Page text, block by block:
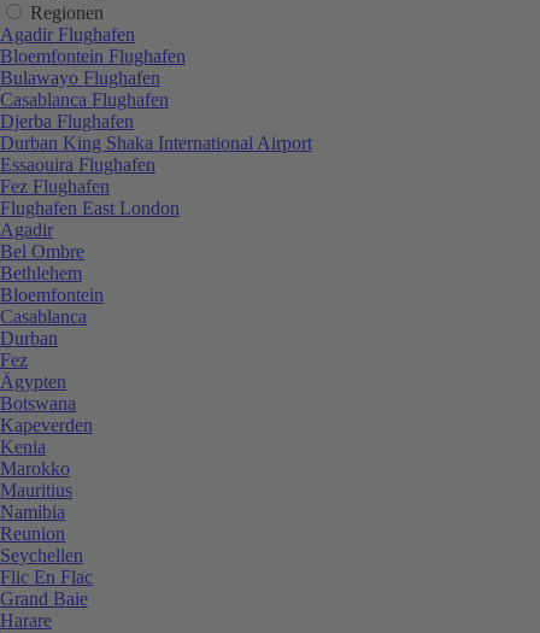
Regionen
Agadir Flughafen
Bloemfontein Flughafen
Bulawayo Flughafen
Casablanca Flughafen
Djerba Flughafen
Durban King Shaka International Airport
Essaouira Flughafen
Fez Flughafen
Flughafen East London
Agadir
Bel Ombre
Bethlehem
Bloemfontein
Casablanca
Durban
Fez
Ägypten
Botswana
Kapeverden
Kenia
Marokko
Mauritius
Namibia
Reunion
Seychellen
Flic En Flac
Grand Baie
Harare